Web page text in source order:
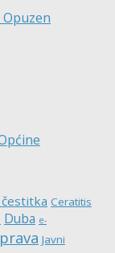
čestitka Ceratitis
Duba e-
Javni